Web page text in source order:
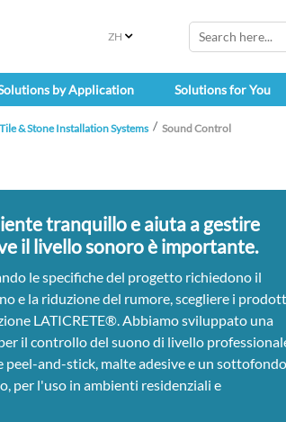
ZH
by Application Solutions for You
Tile & Stone Installation Systems Sound Control
tranquillo e aiuta a gestire
il livello sonoro è importante.
le specifiche del progetto richiedono il
e la riduzione del rumore, scegliere i
LATICRETE®. Abbiamo sviluppato una
il controllo del suono di livello
peel-and-stick, malte adesive e un sottofondo
per l'uso in ambienti residenziali e